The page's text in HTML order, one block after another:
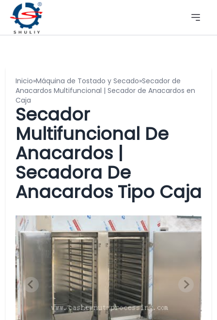
Inicio»Máquina de Tostado y Secado»Secador de
Anacardos Multifuncional | Secador de Anacardos en
Caja
Secador
Multifuncional De
Anacardos |
Secadora De
Anacardos Tipo Caja